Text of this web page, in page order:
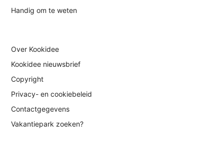
Handig om te weten
Over Kookidee
Kookidee nieuwsbrief
Copyright
Privacy- en cookiebeleid
Contactgegevens
Vakantiepark zoeken?